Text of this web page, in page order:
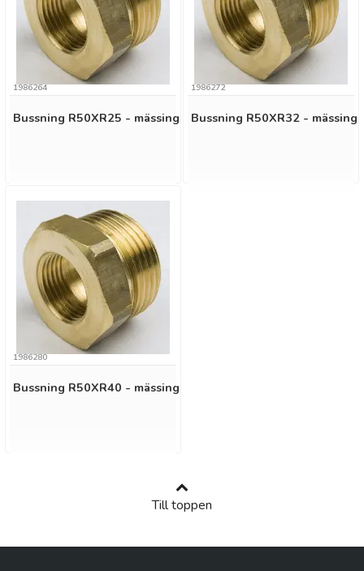
Bussning R50XR25 - mässing
1986264
Bussning R50XR32 - mässing
1986272
Bussning R50XR40 - mässing
1986280
Till toppen